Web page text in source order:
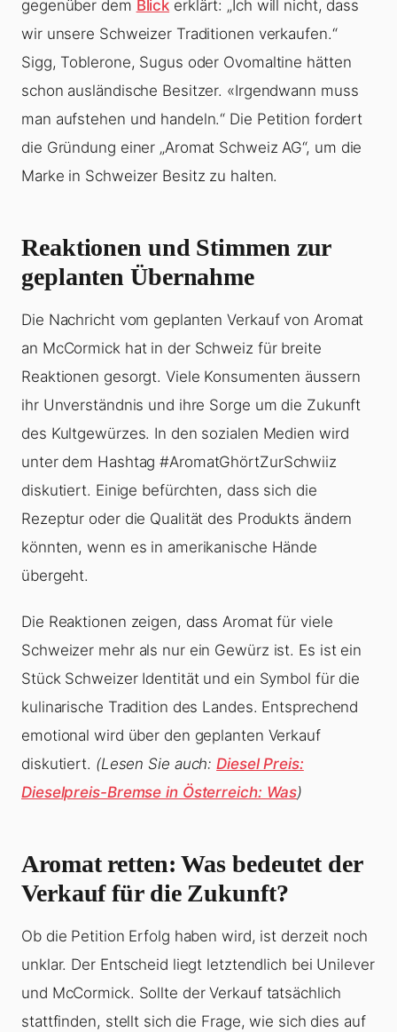
gegenüber dem Blick erklärt: „Ich will nicht, dass
wir unsere Schweizer Traditionen verkaufen.“
Sigg, Toblerone, Sugus oder Ovomaltine hätten
schon ausländische Besitzer. «Irgendwann muss
man aufstehen und handeln.“ Die Petition fordert
die Gründung einer „Aromat Schweiz AG“, um die
Marke in Schweizer Besitz zu halten.
Reaktionen und Stimmen zur
geplanten Übernahme
Die Nachricht vom geplanten Verkauf von Aromat
an McCormick hat in der Schweiz für breite
Reaktionen gesorgt. Viele Konsumenten äussern
ihr Unverständnis und ihre Sorge um die Zukunft
des Kultgewürzes. In den sozialen Medien wird
unter dem Hashtag #AromatGhörtZurSchwiiz
diskutiert. Einige befürchten, dass sich die
Rezeptur oder die Qualität des Produkts ändern
könnten, wenn es in amerikanische Hände
übergeht.
Die Reaktionen zeigen, dass Aromat für viele
Schweizer mehr als nur ein Gewürz ist. Es ist ein
Stück Schweizer Identität und ein Symbol für die
kulinarische Tradition des Landes. Entsprechend
emotional wird über den geplanten Verkauf
diskutiert. (Lesen Sie auch:Diesel Preis:
Dieselpreis-Bremse in Österreich: Was)
Aromat retten: Was bedeutet der
Verkauf für die Zukunft?
Ob die Petition Erfolg haben wird, ist derzeit noch
unklar. Der Entscheid liegt letztendlich bei Unilever
und McCormick. Sollte der Verkauf tatsächlich
stattfinden, stellt sich die Frage, wie sich dies auf